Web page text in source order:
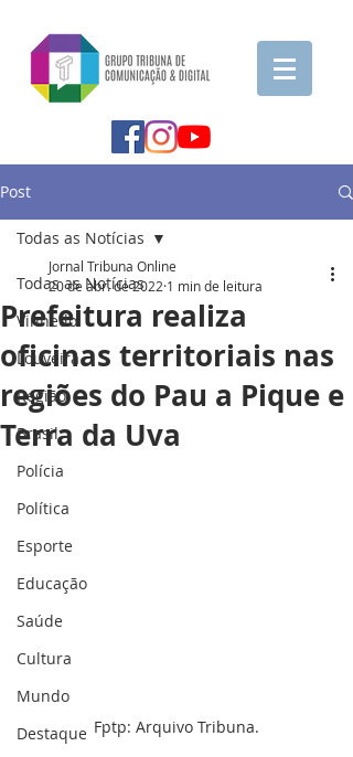
Post
Todas as Notícias
Vinhedo
Louveira
Região
Brasil
Polícia
Política
Esporte
Educação
Saúde
Cultura
Mundo
Destaque
Todas as Notícias
Prefeitura realiza
oficinas territoriais nas
regiões do Pau a Pique e
Terra da Uva
Jornal Tribuna Online
20 de abr. de 2022 1 min de leitura
Fptp: Arquivo Tribuna.